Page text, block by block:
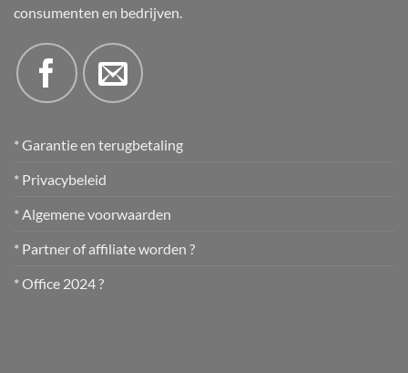
consumenten en bedrijven.
* Garantie en terugbetaling
* Privacybeleid
* Algemene voorwaarden
* Partner of affiliate worden ?
* Office 2024 ?